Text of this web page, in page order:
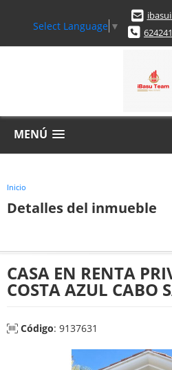
Select Language ▼
MENÚ
Inicio
Detalles del inmueble
CASA EN RENTA
COSTA AZUL CABO
Código: 9137631